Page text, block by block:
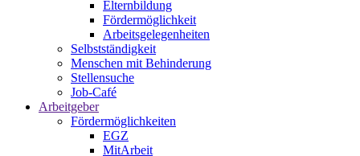
Elternbildung
Fördermöglichkeit
Arbeitsgelegenheiten
Selbstständigkeit
Menschen mit Behinderung
Stellensuche
Job-Café
Arbeitgeber
Fördermöglichkeiten
EGZ
MitArbeit